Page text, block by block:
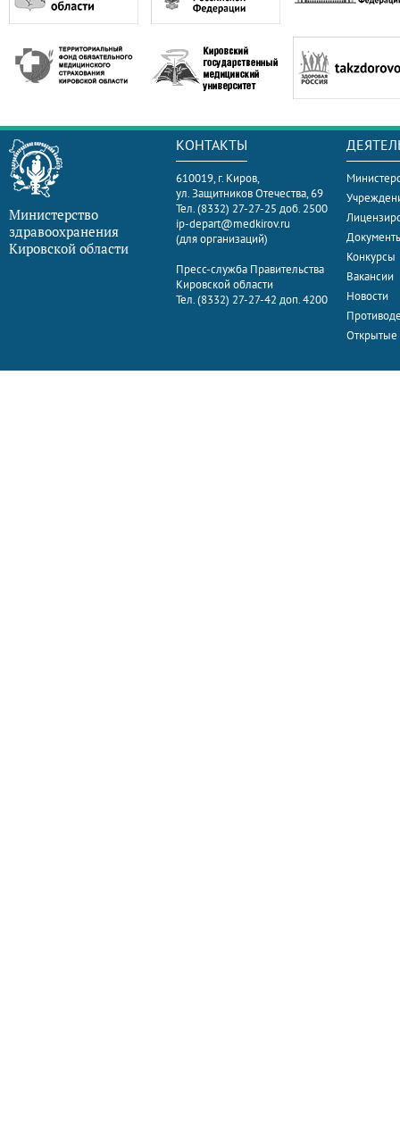
Министерство
здравоохранения
Кировской области
КОНТАКТЫ
610019, г. Киров,
ул. Защитников Отечества, 69
Тел. (8332) 27-27-25 доб. 2500
ip-depart@medkirov.ru
(для организаций)
Пресс-служба Правительства
Кировской области
Тел. (8332) 27-27-42 доп. 4200
Конкурсы
Вакансии
Новости